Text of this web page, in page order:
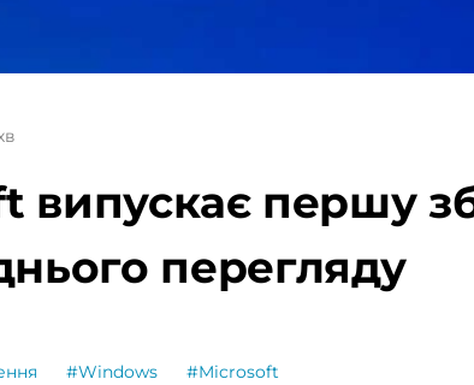
випускає першу
перегляду
#Windows #Microsoft